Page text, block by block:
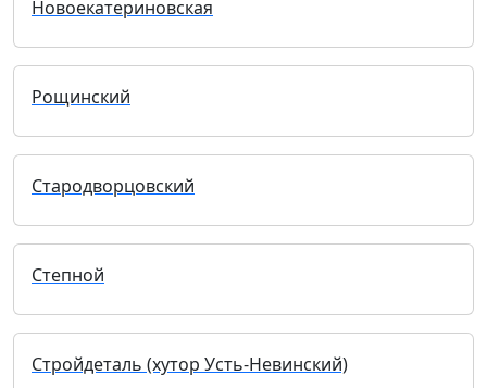
Новоекатериновская
Рощинский
Стародворцовский
Степной
Стройдеталь (хутор Усть-Невинский)